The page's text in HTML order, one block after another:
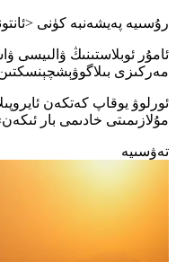
رۇسىيە پەيشەنبە كۈنى <ئانتونوف ئان-24> تىپلىق يولۇچىلار ئايروپىلانىنىڭ، دۆلەتنىڭ يىراق شەرقىگە جايلاشقان ئامۇر ئوبلاستىدا ئۇچۇش
ئامۇر ئوبلاستىنىڭ ۋالىيسى
مەركىزى بىلاگوۋېشچېنسكتىن
مۇلازىمىتى خادىمى بار
تەۋسىيە